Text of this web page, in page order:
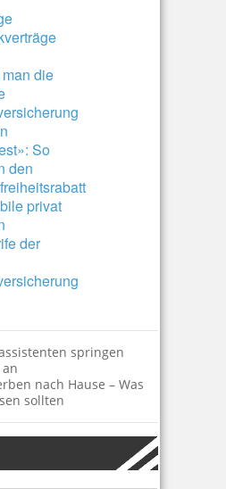
die
So
den
privat
der
springen
nach Hause – Was
sollten